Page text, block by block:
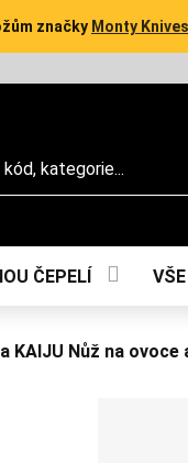
značky Monty Knives
ČEPELÍ
KAIJU Nůž na